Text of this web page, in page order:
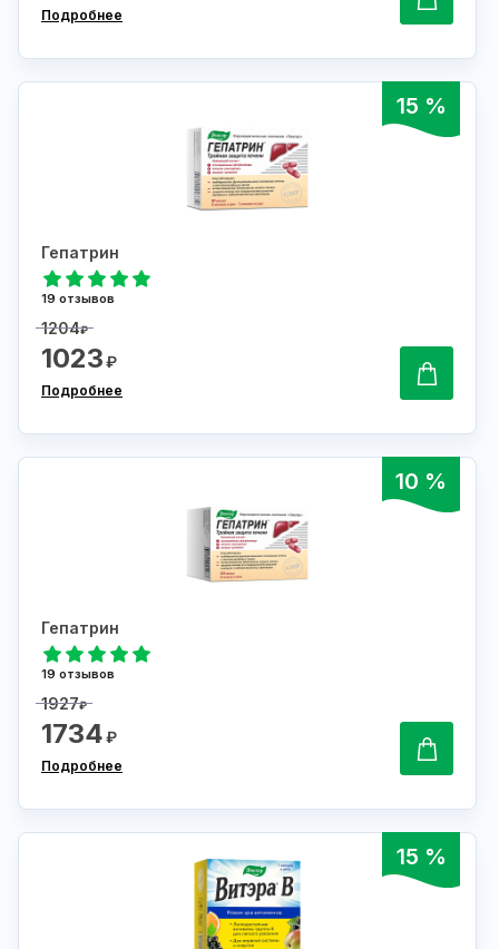
Подробнее
15 %
Гепатрин
19 отзывов
1204₽
1023₽
Подробнее
10 %
Гепатрин
19 отзывов
1927₽
1734₽
Подробнее
15 %